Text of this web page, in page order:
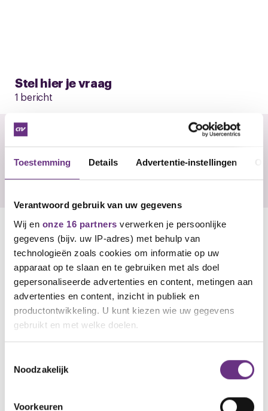
Toestemming Details Advertentie-instellingen
Verantwoord gebruik van uw gegevens
Wij en onze 16 partners verwerken je persoonlijke
gegevens (bijv. uw IP-adres) met behulp van
technologieën zoals cookies om informatie op uw
apparaat op te slaan en te gebruiken met als doel
gepersonaliseerde advertenties en content, metingen aan
advertenties en content, inzicht in publiek en
productontwikkeling. U kunt kiezen wie uw gegevens
gebruikt en met welke doelen.
Informatie verzamelen over uw geografische
Uw apparaat identificeren door het actief te
Noodzakelijk
Voorkeuren
Stel hier je vraag
1 bericht
U
M.R. de H.
Senior verkoper binnendienst
bijna 2 jaar geleden
Hoi Rick, is er al update te geven over de cao-
onderhandelingen.
Leuk Reageren
Onderhandelaar CNV Vakmensen
Goedemiddag, begin volgende week zal er weer